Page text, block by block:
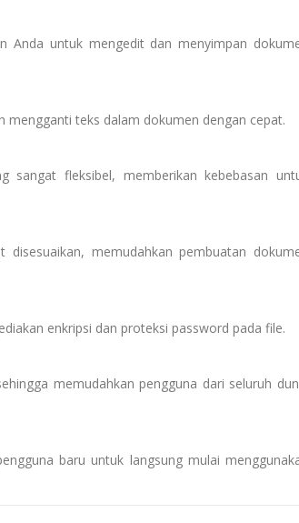
Anda untuk mengedit dan menyimpan
mengganti teks dalam dokumen dengan cepat.
sangat fleksibel, memberikan kebebasan
memudahkan pembuatan
enkripsi dan proteksi password pada file.
memudahkan pengguna dari seluruh
baru untuk langsung mulai